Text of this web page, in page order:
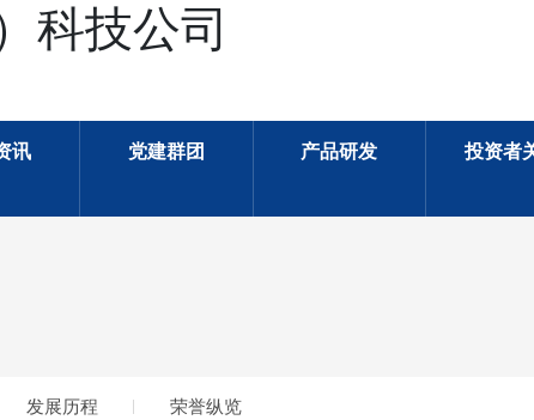
科技公司
讯 党建群团 产品研发 投资者
发展历程 荣誉纵览